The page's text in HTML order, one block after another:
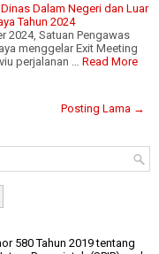
Dalam Negeri dan Luar
Tahun 2024
2024, Satuan Pengawas
menggelar Exit Meeting
perjalanan …
Read More
Posting Lama →
580 Tahun 2019 tentang